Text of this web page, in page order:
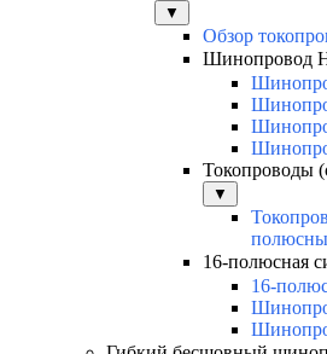
▼
Обзор
Шинопровод
Токопроводы
▼
16-полюсная
16-